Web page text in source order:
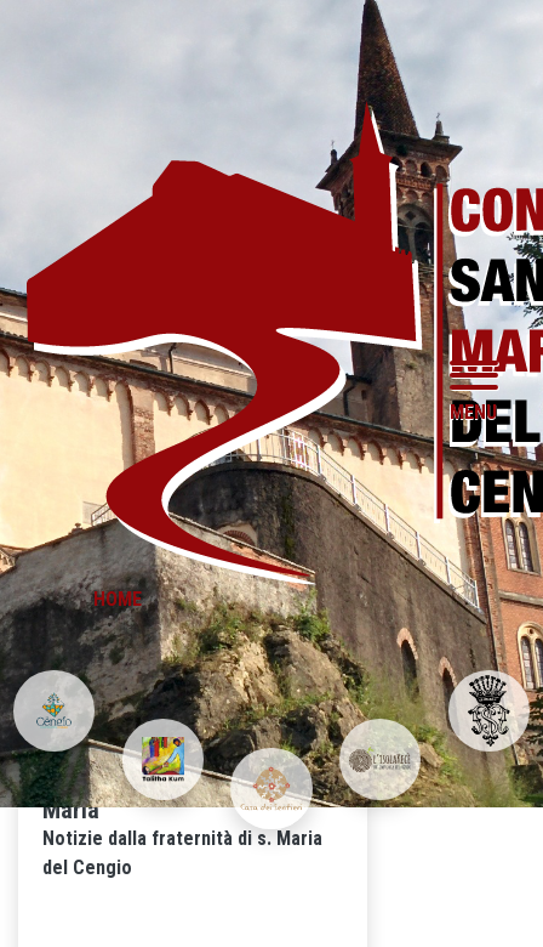
HOME
MENU
Notizie
LUGLIO a santa
Maria
27-06-2026
Notizie dalla fraternità di s. Maria
del Cengio